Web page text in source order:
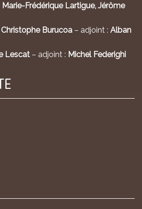
Marie-Frédérique Lartigue, Jérôme
Christophe Burucoa – adjoint : Alban
Lescat – adjoint : Michel Federighi